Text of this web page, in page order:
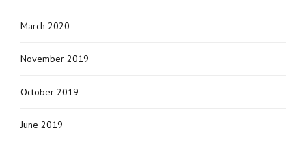
March 2020
November 2019
October 2019
June 2019